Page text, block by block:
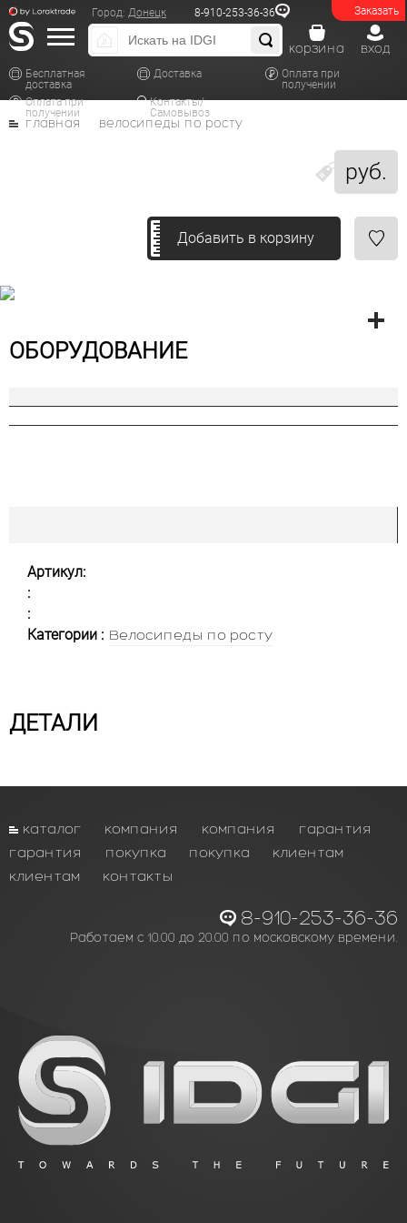
Заказать
Город: Донецк 8-910-253-36-36
Бесплатная
доставка
Доставка
Оплата при
получении
Оплата при
получении
Контакты/
Самовывоз
вход
корзина
руб.
главная велосипеды по росту
Добавить в корзину
ОБОРУДОВАНИЕ
Артикул:
:
:
Категории : Велосипеды по росту
ДЕТАЛИ
каталог компания компания
гарантия
гарантия
покупка покупка
клиентам
клиентам
контакты
8-910-253-36-36
Работаем с 10.00 до 20.00 по московскому времени.